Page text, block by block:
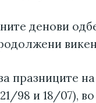
денови
празниците
98 и 18/07),